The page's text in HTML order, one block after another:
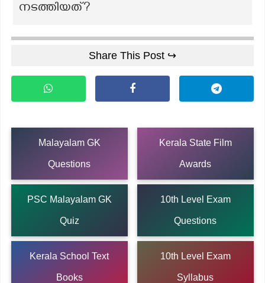
നടത്തിയത്?
Share This Post ↪
Malayalam GK
Questions
Kerala State Film
Awards
PSC Malayalam GK
Quiz
10th Level Exam
Questions
Kerala School Text
Books
10th Level Exam
Syllabus